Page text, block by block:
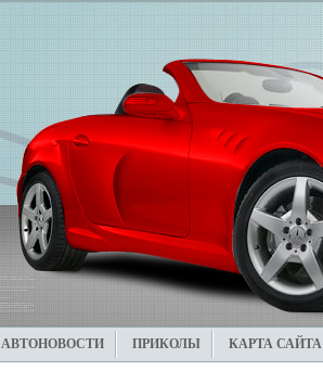
АВТОНОВОСТИ ПРИКОЛЫ КАРТА САЙТА